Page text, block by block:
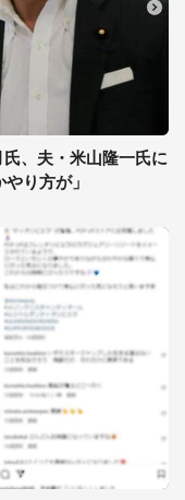
氏、夫・米山隆一氏に
り方が」